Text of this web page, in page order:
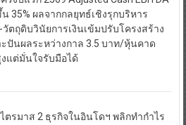
35% ผลจากกลยุทธ์เชิงรุกบริหาร
ตถุดิบวินัยการเงินเข้มปรับโครงสร้าง
ปันผลระหว่างกาล 3.5 บาท/หุ้นคาด
แต่มั่นใจรับมือได้
ไตรมาส 2 ธุรกิจในอินโดฯ พลิกทำกำไร